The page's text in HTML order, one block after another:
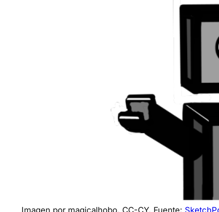
Imagen por magicalhobo. CC-CY. Fuente: